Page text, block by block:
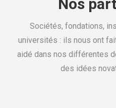
Nos
Sociétés, fondations,
universités : ils nous ont
aidé dans nos différentes
des idées